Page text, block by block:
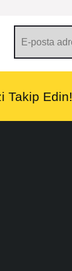
Takip Edin!